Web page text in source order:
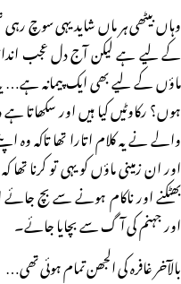
وہاں بیٹھی ہر ماں شاید یہی سوچ
کے لیے ہے لیکن آج دل عجب انداز
ماؤں کے لیے بھی ایک پیمانہ ہے…
ہوں؟ رکاوٹیں کیا ہیں اور
والے نے یہ کلام اتارا تھا تاکہ وہ
اور ان زمینی ماؤں کو یہی تو کرنا تھا
بھٹکنے اور ناکام ہونے سے بچ جائے
اور جہنم کی آگ سے بچایا جائے۔
بالآخر غافرہ کی الجھن تمام ہوئی تھی…